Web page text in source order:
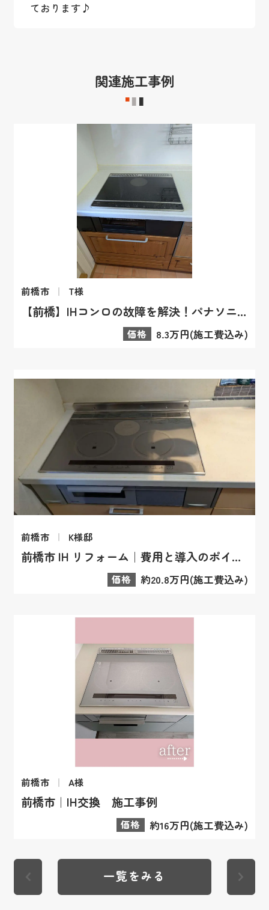
ております♪
関連施工事例
前橋市 T様
【前橋】IHコンロの故障を解決！パナソニックL32シリーズへの交換事例
価格 8.3万円(施工費込み)
前橋市 K様邸
前橋市 IH リフォーム｜費用と導入のポイント
価格 約20.8万円(施工費込み)
前橋市 A様
前橋市｜IH交換 施工事例
価格 約16万円(施工費込み)
一覧をみる